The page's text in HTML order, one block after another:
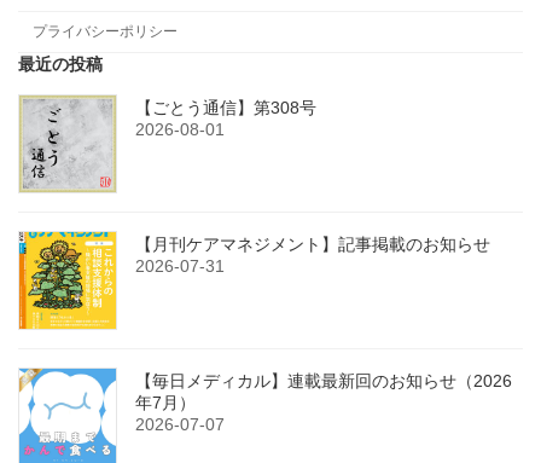
プライバシーポリシー
最近の投稿
【ごとう通信】第308号
2026-08-01
【月刊ケアマネジメント】記事掲載のお知らせ
2026-07-31
【毎日メディカル】連載最新回のお知らせ（2026
年7月）
2026-07-07